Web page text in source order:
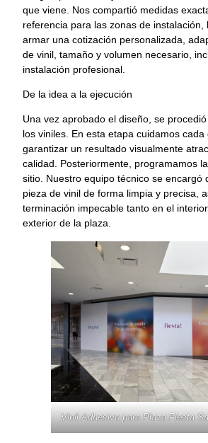
que viene. Nos compartió medidas
referencia para las zonas de instalación,
armar una cotización personalizada,
de vinil, tamaño y volumen necesario,
instalación profesional.
De la idea a la ejecución
Una vez aprobado el diseño, se
los viniles. En esta etapa cuidamos cada
garantizar un resultado visualmente
calidad. Posteriormente, programamos
sitio. Nuestro equipo técnico se encargó
pieza de vinil de forma limpia y precisa,
terminación impecable tanto en el
exterior de la plaza.
Vinil Adhesivo para Plaza Fiesta